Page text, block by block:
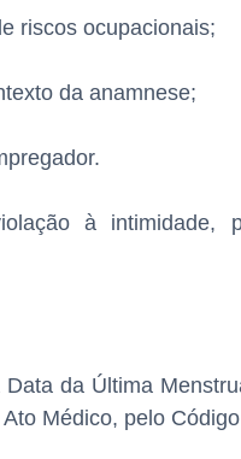
riscos ocupacionais;
da anamnese;
à intimidade,
da Última
Médico, pelo